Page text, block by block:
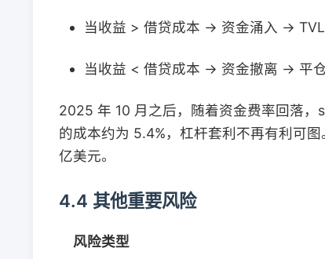
当收益 > 借贷成本 → 资金涌入 →
当收益 < 借贷成本 → 资金撤离 → 平
2025 年 10 月之后，随着资金费率回落，
的成本约为 5.4%，杠杆套利不再有利可
亿美元。
4.4 其他重要风险
风险类型